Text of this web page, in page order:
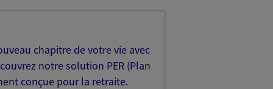
chapitre de votre vie avec
notre solution PER (Plan
conçue pour la retraite.